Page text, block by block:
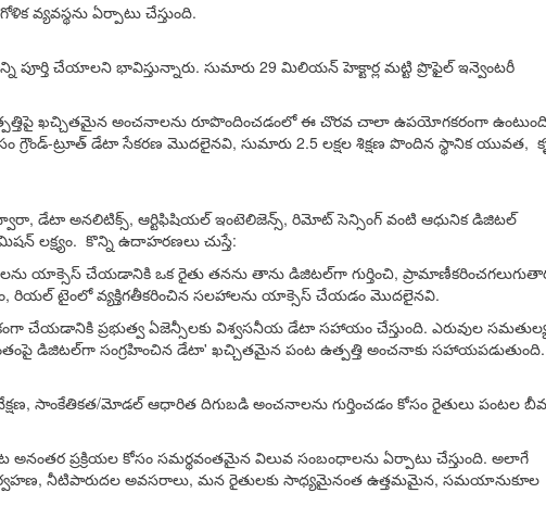
ఏర్పాటు చేస్తుంది.
చేయాలని భావిస్తున్నారు. సుమారు 29 మిలియన్ హెక్టార్ల మట్టి ప్రొఫైల్ ఇన్వెంటరీ
ఖచ్చితమైన అంచనాలను రూపొందించడంలో ఈ చొరవ చాలా ఉపయోగకరంగా
ట్రూత్ డేటా సేకరణ మొదలైనవి, సుమారు 2.5 లక్షల శిక్షణ పొందిన స్థానిక యువత,
డేటా అనలిటిక్స్, ఆర్టిఫిషియల్ ఇంటెలిజెన్స్, రిమోట్ సెన్సింగ్ వంటి ఆధునిక డిజిటల్
లక్ష్యం. కొన్ని ఉదాహరణలు చుస్తే:
యాక్సెస్ చేయడానికి ఒక రైతు తనను తాను డిజిటల్‌గా గుర్తించి,
రియల్ టైంలో వ్యక్తిగతీకరించిన సలహాలను యాక్సెస్ చేయడం మొదలైనవి.
ప్రభుత్వ ఏజెన్సీలకు విశ్వసనీయ డేటా సహాయం చేస్తుంది. ఎరువుల
డిజిటల్‌గా సంగ్రహించిన డేటా' ఖచ్చితమైన పంట ఉత్పత్తి అంచనాకు సహాయపడుతుంది.
సాంకేతికత/మోడల్ ఆధారిత దిగుబడి అంచనాలను గుర్తించడం కోసం రైతులు పంటల
ప్రక్రియల కోసం సమర్థవంతమైన విలువ సంబంధాలను ఏర్పాటు చేస్తుంది. అలాగే
నిర్వహణ, నీటిపారుదల అవసరాలు, మన రైతులకు సాధ్యమైనంత ఉత్తమమైన, సమయానుకూల